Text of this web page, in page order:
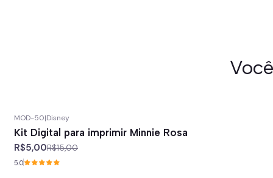
MOD-50|Disney
Kit Digital para imprimir Minnie Rosa
R$5,00R$15,00
5.0